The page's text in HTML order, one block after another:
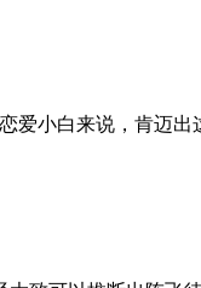
小白来说，肯迈出